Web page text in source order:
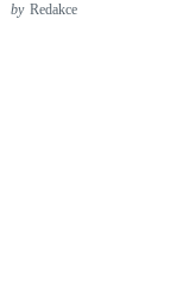
by Redakce